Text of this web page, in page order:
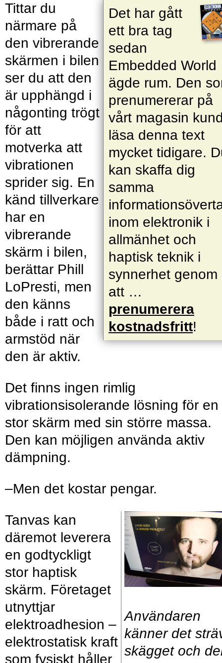
Det har gått
ett bra tag
sedan
Embedded World
ägde rum. Den
prenumererar på
vårt magasin
läsa denna text
mycket tidigare.
kan skaffa dig
samma
inom elektronik i
allmänhet och
haptisk teknik i
synnerhet genom
att …
prenumerera
kostnadsfritt!
Tittar du
närmare på
den vibrerande
skärmen i bilen
ser du att den
är upphängd i
någonting trögt
för att
motverka att
vibrationen
sprider sig. En
känd tillverkare
har en
vibrerande
skärm i bilen,
berättar Phill
LoPresti, men
den känns
både i ratt och
armstöd när
den är aktiv.
Det finns ingen rimlig
vibrationsisolerande lösning för en
stor skärm med sin större massa.
Den kan möjligen använda aktiv
dämpning.
–Men det kostar pengar.
Användaren
känner det
skägget och
Tanvas kan
däremot leverera
en godtyckligt
stor haptisk
skärm. Företaget
utnyttjar
elektroadhesion –
elektrostatisk kraft
som fysiskt håller